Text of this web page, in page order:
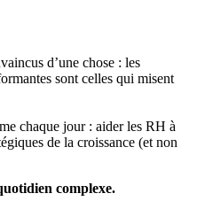
d’une chose : les
sont celles qui misent
chaque jour : aider les RH à
de la croissance (et non
complexe.